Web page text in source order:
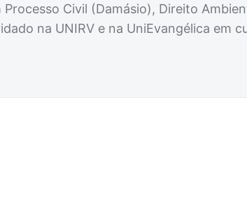
Civil (Damásio), Direito
na UNIRV e na UniEvangélica em